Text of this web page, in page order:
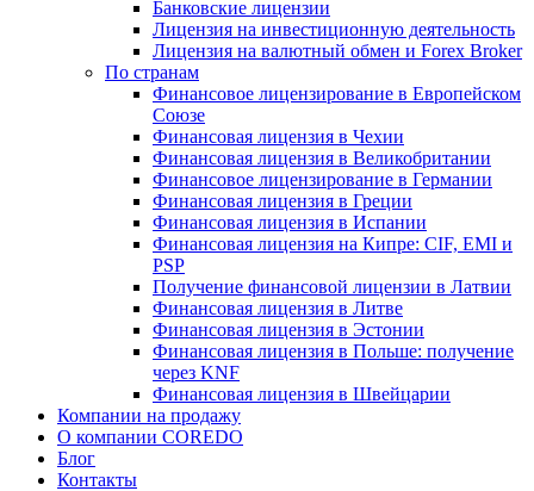
Банковские лицензии
Лицензия на инвестиционную деятельность
Лицензия на валютный обмен и Forex Broker
По странам
Финансовое лицензирование в Европейском
Союзе
Финансовая лицензия в Чехии
Финансовая лицензия в Великобритании
Финансовое лицензирование в Германии
Финансовая лицензия в Греции
Финансовая лицензия в Испании
Финансовая лицензия на Кипре: CIF, EMI и
PSP
Получение финансовой лицензии в Латвии
Финансовая лицензия в Литве
Финансовая лицензия в Эстонии
Финансовая лицензия в Польше: получение
через KNF
Финансовая лицензия в Швейцарии
Компании на продажу
О компании COREDO
Блог
Контакты